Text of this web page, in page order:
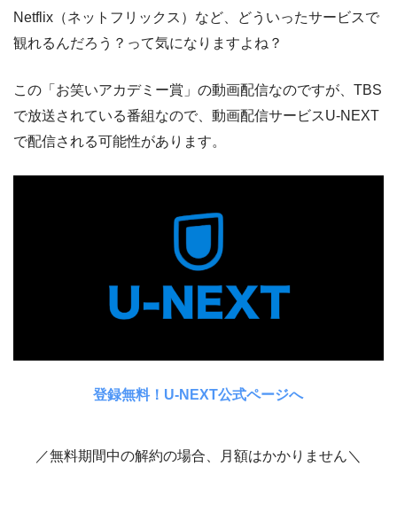
Netflix（ネットフリックス）など、どういったサービスで
観れるんだろう？って気になりますよね？
この「お笑いアカデミー賞」の動画配信なのですが、TBS
で放送されている番組なので、動画配信サービスU-NEXT
で配信される可能性があります。
登録無料！U-NEXT公式ページへ
／無料期間中の解約の場合、月額はかかりません＼